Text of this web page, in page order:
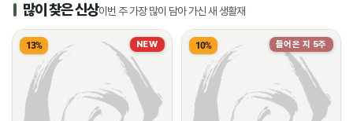
많이 찾은 신상이번 주 가장 많이 담아 가신 새 생활재
NEW
13% 들어온 지 5주
10%